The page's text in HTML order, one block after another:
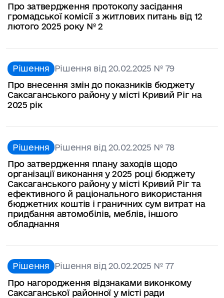
Про затвердження протоколу засідання
громадської комісії з житлових питань від 12
лютого 2025 року № 2
Рішення Рішення від 20.02.2025 № 79
Про внесення змін до показників бюджету
Саксаганського району у місті Кривий Ріг на
2025 рік
Рішення Рішення від 20.02.2025 № 78
Про затвердження плану заходів щодо
організації виконання у 2025 році бюджету
Саксаганського району у місті Кривий Ріг та
ефективного й раціонального використання
бюджетних коштів і граничних сум витрат на
придбання автомобілів, меблів, іншого
обладнання
Рішення Рішення від 20.02.2025 № 77
Про нагородження відзнаками виконкому
Саксаганської районної у місті ради